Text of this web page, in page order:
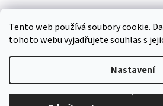
Tento web používá soubory cookie.
tohoto webu vyjadřujete souhlas s
Nastavení
Copyright 2026Regiokošík. Všechna